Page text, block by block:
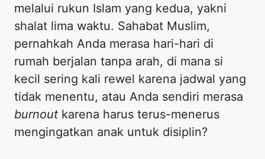
melalui rukun Islam yang kedua, yakni
shalat lima waktu. Sahabat Muslim,
pernahkah Anda merasa hari-hari di
rumah berjalan tanpa arah, di mana si
kecil sering kali rewel karena jadwal yang
tidak menentu, atau Anda sendiri merasa
burnout karena harus terus-menerus
mengingatkan anak untuk disiplin?